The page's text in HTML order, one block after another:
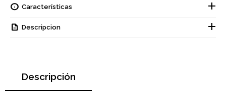
Características
Descripcion
Descripción